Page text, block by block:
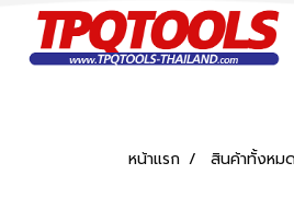
หน้าแรก สินค้าทั้งหม